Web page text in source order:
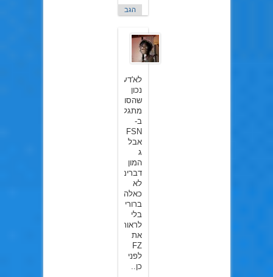
הגב
לא'דע..
נכון
שהסוף
מתגלה
ב-
FSN
אבל
ג
המון
דברים
לא
כאלה
ברורים
בלי
לראות
את
FZ
לפני
כן..